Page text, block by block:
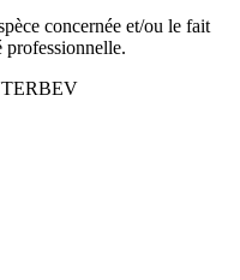
concernée et/ou le fait
professionnelle.